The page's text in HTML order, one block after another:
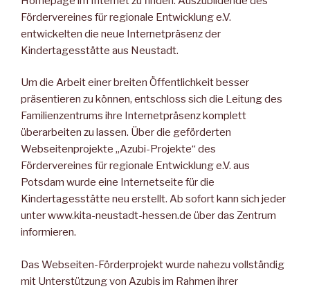
Fördervereines für re­gionale Entwicklung e.V.
entwickelten die neue Internetpräsenz der
Kindertagesstätte aus Neustadt.
Um die Arbeit einer breiten Öffentlichkeit besser
präsentieren zu können, entschloss sich die Leitung des
Familienzentrums ihre In­ternetpräsenz komplett
überarbeiten zu lassen. Über die geförder­ten
Webseitenprojekte „Azubi-Projekte“ des
Fördervereines für regionale Entwicklung e.V. aus
Potsdam wurde eine Internetseite für die
Kindertagesstätte neu erstellt. Ab sofort kann sich jeder
un­ter www.kita-neustadt-hessen.de über das Zentrum
informieren.
Das Webseiten-Förderprojekt wurde nahezu vollständig
mit Un­terstützung von Azubis im Rahmen ihrer